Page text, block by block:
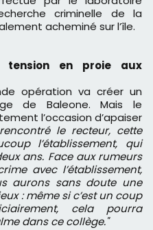
criminelle de la
acheminé sur l’île.
tension en proie aux
opération va créer un
de Baleone. Mais le
l’occasion d’apaiser
le recteur, cette
l’établissement, qui
ans. Face aux rumeurs
avec l’établissement,
aurons sans doute une
: même si c’est un coup
cela pourra
dans ce collège."